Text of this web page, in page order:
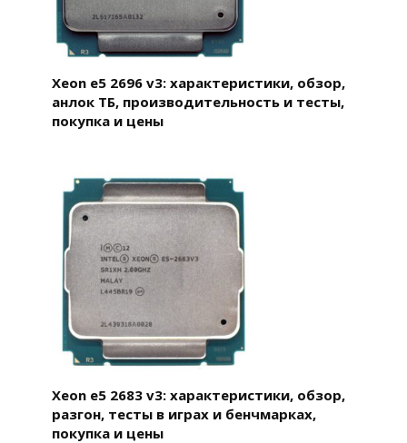
Xeon e5 2696 v3: характеристики, обзор,
анлок ТБ, производительность и тесты,
покупка и цены
Xeon e5 2683 v3: характеристики, обзор,
разгон, тесты в играх и бенчмарках,
покупка и цены